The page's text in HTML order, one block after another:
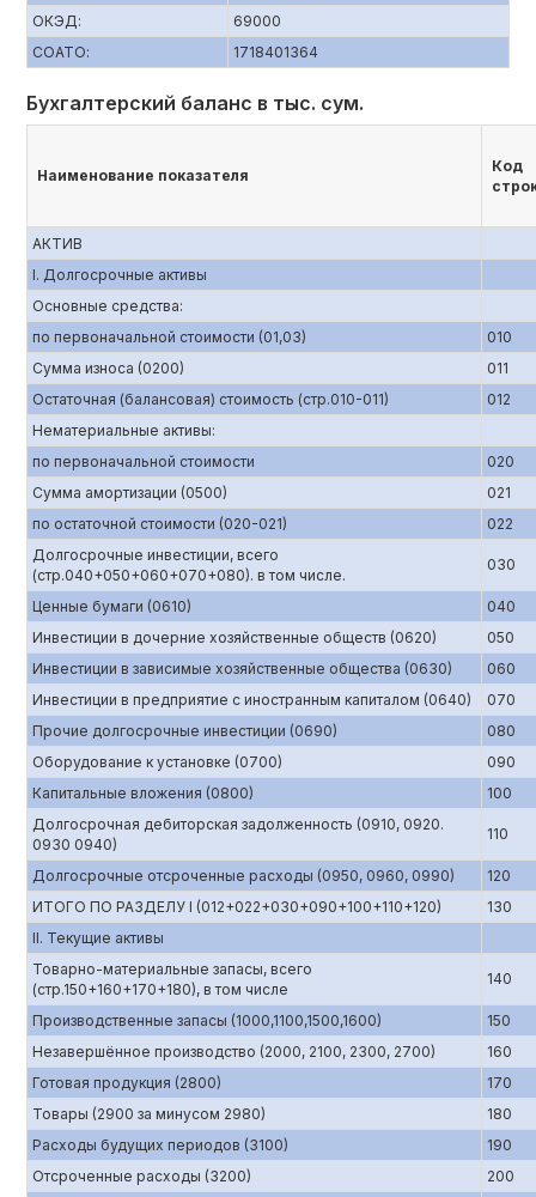
ОКЭД:
69000
СОАТО:
1718401364
Бухгалтерский баланс в тыс. сум.
Наименование показателя
Код
АКТИВ
I. Долгосрочные активы
Основные средства:
по первоначальной стоимости (01,03)
010
Сумма износа (0200)
011
Остаточная (балансовая) стоимость (стр.010-011)
012
Нематериальные активы:
по первоначальной стоимости
020
Сумма амортизации (0500)
021
по остаточной стоимости (020-021)
022
Долгосрочные инвестиции, всего
(стр.040+050+060+070+080). в том числе.
030
Ценные бумаги (0610)
040
Инвестиции в дочерние хозяйственные обществ (0620)
050
Инвестиции в зависимые хозяйственные общества (0630)
060
Инвестиции в предприятие с иностранным капиталом (0640)
070
Прочие долгосрочные инвестиции (0690)
080
Оборудование к установке (0700)
090
Капитальные вложения (0800)
100
Долгосрочная дебиторская задолженность (0910, 0920.
0930 0940)
110
Долгосрочные отсроченные расходы (0950, 0960, 0990)
120
ИТОГО ПО РАЗДЕЛУ I (012+022+030+090+100+110+120)
130
II. Текущие активы
Товарно-материальные запасы, всего
(стр.150+160+170+180), в том числе
140
Производственные запасы (1000,1100,1500,1600)
150
Незавершённое производство (2000, 2100, 2300, 2700)
160
Готовая продукция (2800)
170
Товары (2900 за минусом 2980)
180
Расходы будущих периодов (3100)
190
Отсроченные расходы (3200)
200